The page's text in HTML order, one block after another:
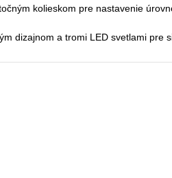
kolieskom pre nastavenie
dizajnom a tromi LED svetlami pre